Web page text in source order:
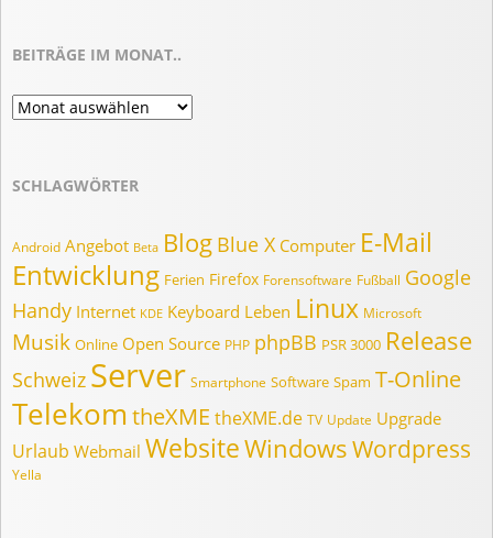
BEITRÄGE IM MONAT..
Beiträge
im
SCHLAGWÖRTER
Android Angebot Beta Blog Blue X Computer E-Mail
Entwicklung Ferien Firefox Forensoftware Fußball Google
Handy Internet KDE Keyboard Leben Linux Microsoft
Musik Online Open Source PHP phpBB PSR 3000 Release
Schweiz Server Smartphone Software Spam T-Online
Telekom theXME theXME.de TV Update Upgrade
Urlaub Webmail WebsiteWindowsWordpress
Yella